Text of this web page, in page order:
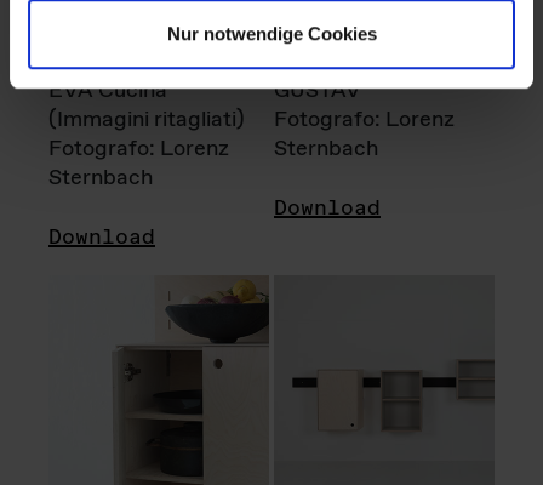
Nur notwendige Cookies
EVA Cucina
(Immagini ritagliati)
Fotografo: Lorenz
Sternbach
Download
GUSTAV
Fotografo: Lorenz
Sternbach
Download